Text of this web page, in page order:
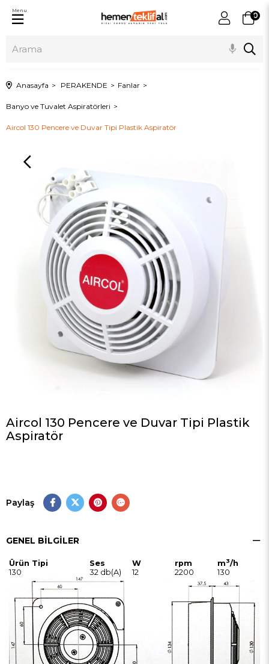
0
Menu
Anasayfa PERAKENDE Fanlar
Banyo ve Tuvalet Aspiratörleri
Aircol 130 Pencere ve Duvar Tipi Plastik Aspiratör
Aircol 130 Pencere ve Duvar Tipi Plastik
Aspiratör
Paylaş
GENEL BILGILER
Ürün Tipi Ses W rpm m3/h
130
32 db(A) 12 2200 130